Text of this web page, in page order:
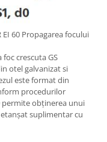
60 Propagarea focului
crescuta GS
otel galvanizat si
este format din
procedurilor
permite obținerea unui
suplimentar cu